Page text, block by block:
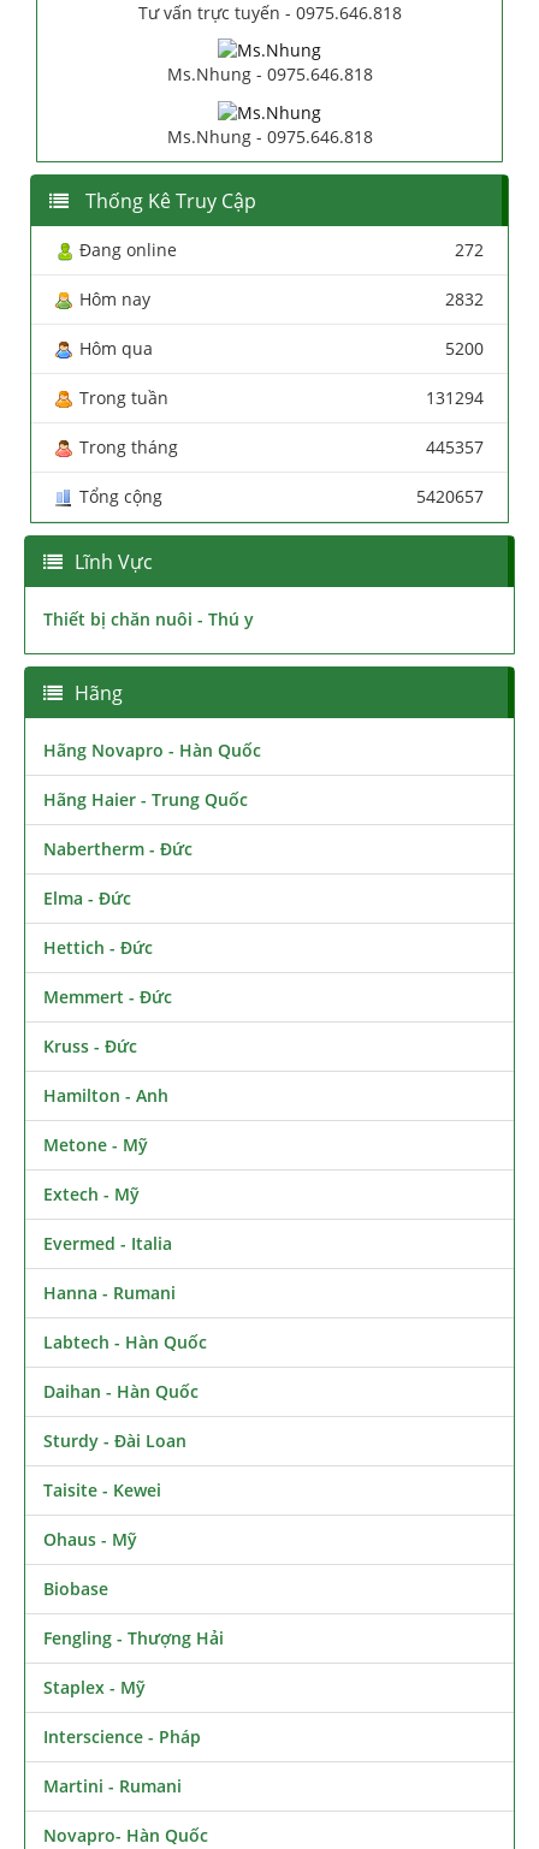
Tư vấn trực tuyến - 0975.646.818
Ms.Nhung - 0975.646.818
Ms.Nhung - 0975.646.818
Thống Kê Truy Cập
Đang online 272
Hôm nay 2832
Hôm qua 5200
Trong tuần 131294
Trong tháng 445357
Tổng cộng 5420657
Lĩnh Vực
Thiết bị chăn nuôi - Thú y
Hãng
Hãng Novapro - Hàn Quốc
Hãng Haier - Trung Quốc
Nabertherm - Đức
Elma - Đức
Hettich - Đức
Memmert - Đức
Kruss - Đức
Hamilton - Anh
Metone - Mỹ
Extech - Mỹ
Evermed - Italia
Hanna - Rumani
Labtech - Hàn Quốc
Daihan - Hàn Quốc
Sturdy - Đài Loan
Taisite - Kewei
Ohaus - Mỹ
Biobase
Fengling - Thượng Hải
Staplex - Mỹ
Interscience - Pháp
Martini - Rumani
Novapro- Hàn Quốc